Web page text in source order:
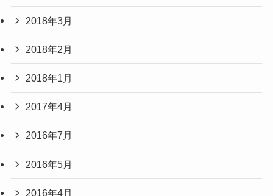
2018年3月
2018年2月
2018年1月
2017年4月
2016年7月
2016年5月
2016年4月